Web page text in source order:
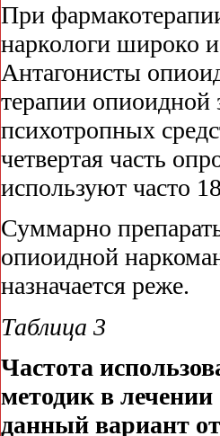
При
наркологи широко
Антагонисты
терапии опиоидной
психотропных
четвертая часть
используют часто
Суммарно
опиоидной
назначается реже.
Таблица 3
Частота
методик в
данный вариант